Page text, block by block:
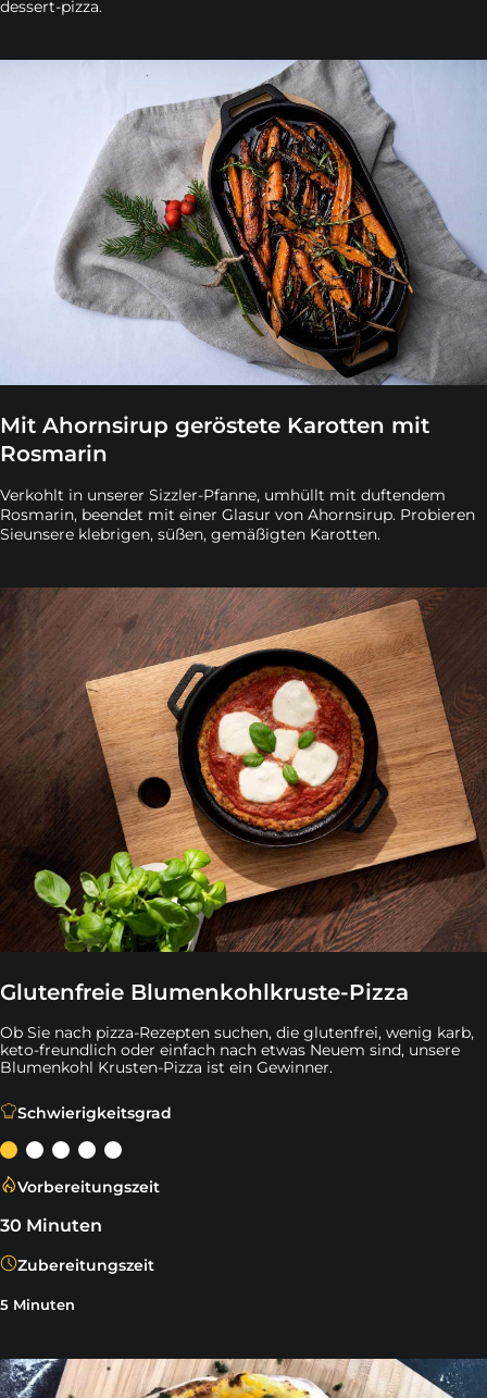
dessert-pizza.
Mit Ahornsirup geröstete Karotten mit
Rosmarin
Verkohlt in unserer Sizzler-Pfanne, umhüllt mit duftendem
Rosmarin, beendet mit einer Glasur von Ahornsirup. Probieren
Sieunsere klebrigen, süßen, gemäßigten Karotten.
Glutenfreie Blumenkohlkruste-Pizza
Ob Sie nach pizza-Rezepten suchen, die glutenfrei, wenig karb,
keto-freundlich oder einfach nach etwas Neuem sind, unsere
Blumenkohl Krusten-Pizza ist ein Gewinner.
Schwierigkeitsgrad
Vorbereitungszeit
30 Minuten
Zubereitungszeit
5 Minuten